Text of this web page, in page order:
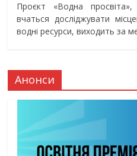
Проєкт «Водна
вчаться досліджувати
водні ресурси, виходить за
Анонси